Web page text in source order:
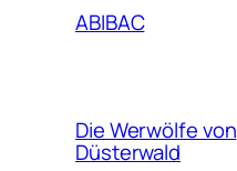
ABIBAC
Die Werwölfe von
Düsterwald